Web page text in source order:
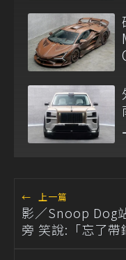
← 上一篇
影／Snoop Dog
旁 笑說:「忘了帶